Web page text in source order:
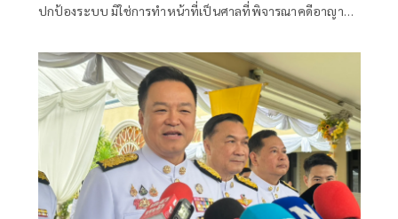
ปกป้องระบบ มิใช่การทำหน้าที่เป็นศาลที่พิจารณาคดีอาญา